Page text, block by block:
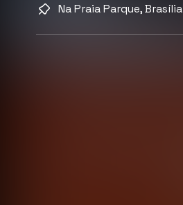
Na Praia Parque, Brasília